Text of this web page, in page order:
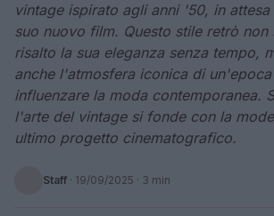
vintage ispirato agli anni '50, in
suo nuovo film. Questo stile retrò non
risalto la sua eleganza senza tempo,
anche l'atmosfera iconica di
influenzare la moda contemporanea.
l'arte del vintage si fonde con la
ultimo progetto cinematografico.
Staff · 19/09/2025 · 3 min